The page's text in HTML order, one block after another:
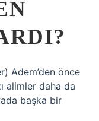
Adem’den önce
alimler daha da
başka bir